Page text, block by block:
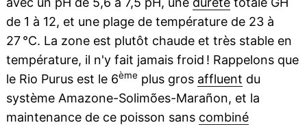
de 1 à 12, et une plage de température de 23 à
27 °C. La zone est plutôt chaude et très stable en
température, il n'y fait jamais froid ! Rappelons que
le Rio Purus est le 6èmeplus gros affluent du
système Amazone-Solimões-Marañon, et la
maintenance de ce poisson sans combiné